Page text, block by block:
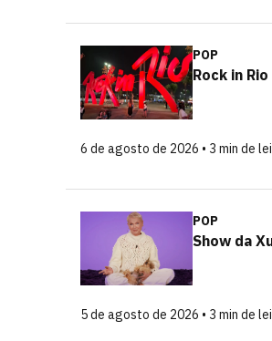
POP
Rock in
6 de agosto de 2026 • 3 min de
POP
Show da
5 de agosto de 2026 • 3 min de